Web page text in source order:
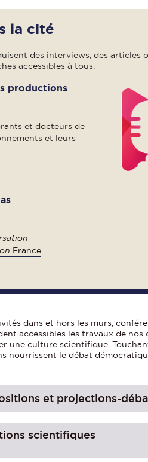
la cité
des interviews, des articles
accessibles à tous.
productions
et docteurs de
et leurs
France
dans et hors les murs,
accessibles les travaux de nos
une culture scientifique.
nourrissent le débat
et projections-
scientifiques